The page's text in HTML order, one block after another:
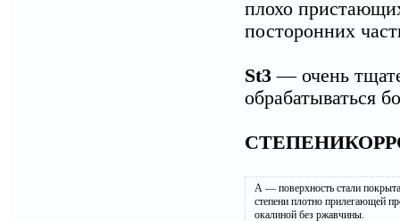
плохо
посторонних
St3 — очень
обрабатываться
А — поверхность стали
степени плотно прилегающей
окалиной без ржавчины.